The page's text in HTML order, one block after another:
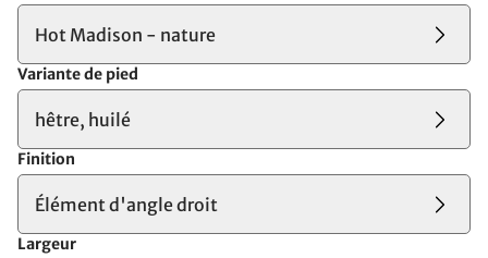
Hot Madison - nature
Variante de pied
hêtre, huilé
Finition
Élément d'angle droit
Largeur